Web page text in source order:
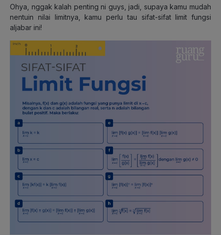
Ohya, nggak kalah penting ni guys, jadi, supaya kamu mudah
nentuin nilai limitnya, kamu perlu tau sifat-sifat limit fungsi
aljabar ini!